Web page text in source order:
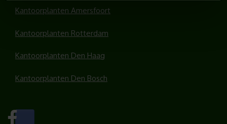
Kantoorplanten Amersfoort
Kantoorplanten Rotterdam
Kantoorplanten Den Haag
Kantoorplanten Den Bosch